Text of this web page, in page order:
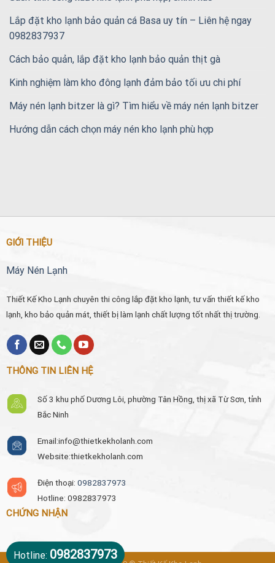
Lắp đặt kho lạnh bảo quản cá Basa uy tín – Liên hệ ngay
0982837937
Cách bảo quản, lắp đặt kho lạnh bảo quản thịt gà
Kinh nghiệm làm kho đông lạnh đảm bảo tối ưu chi phí
Máy nén lạnh bitzer là gì? Tìm hiểu về máy nén lạnh bitzer
Hướng dẫn cách chọn máy nén kho lạnh phù hợp
GIỚI THIỆU
Máy Nén Lạnh
Thiết Kế Kho Lạnh chuyên thi công lắp đặt kho lạnh, tư vấn thiết kế kho
lạnh, kho bảo quản mát, thiết bị làm lạnh chất lượng tốt nhất thị trường.
THÔNG TIN LIÊN HỆ
Số 3 khu phố Dương Lôi, phường Tân Hồng, thị xã Từ Sơn, tỉnh
Bắc Ninh
Email:info@thietkekholanh.com
Website:thietkekholanh.com
Điện thoại: 0982837973
Hotline: 0982837973
CHỨNG NHẬN
Hotline: 0982837973